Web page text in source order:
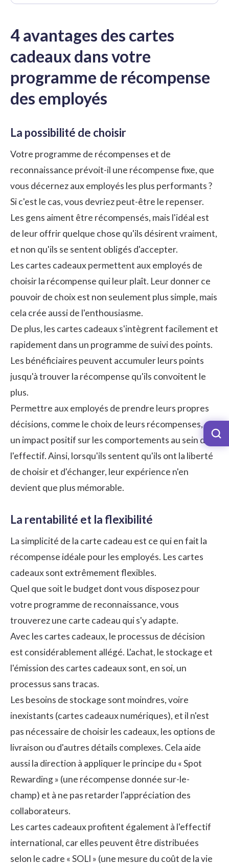
4 avantages des cartes
cadeaux dans votre
programme de récompense
des employés
La possibilité de choisir
Votre programme de récompenses et de
reconnaissance prévoit-il une récompense fixe, que
vous décernez aux employés les plus performants ?
Si c'est le cas, vous devriez peut-être le repenser.
Les gens aiment être récompensés, mais l'idéal est
de leur offrir quelque chose qu'ils désirent vraiment,
et non qu'ils se sentent obligés d'accepter.
Les cartes cadeaux permettent aux employés de
choisir la récompense qui leur plaît. Leur donner ce
pouvoir de choix est non seulement plus simple, mais
cela crée aussi de l'enthousiasme.
De plus, les cartes cadeaux s'intègrent facilement et
rapidement dans un programme de suivi des points.
Les bénéficiaires peuvent accumuler leurs points
jusqu'à trouver la récompense qu'ils convoitent le
plus.
Permettre aux employés de prendre leurs propres
décisions, comme le choix de leurs récompenses, a
un impact positif sur les comportements au sein de
l'effectif. Ainsi, lorsqu'ils sentent qu'ils ont la liberté
de choisir et d'échanger, leur expérience n'en
devient que plus mémorable.
La rentabilité et la flexibilité
La simplicité de la carte cadeau est ce qui en fait la
récompense idéale pour les employés. Les cartes
cadeaux sont extrêmement flexibles.
Quel que soit le budget dont vous disposez pour
votre programme de reconnaissance, vous
trouverez une carte cadeau qui s'y adapte.
Avec les cartes cadeaux, le processus de décision
est considérablement allégé. L'achat, le stockage et
l'émission des cartes cadeaux sont, en soi, un
processus sans tracas.
Les besoins de stockage sont moindres, voire
inexistants (cartes cadeaux numériques), et il n'est
pas nécessaire de choisir les cadeaux, les options de
livraison ou d'autres détails complexes. Cela aide
aussi la direction à appliquer le principe du « Spot
Rewarding » (une récompense donnée sur-le-
champ) et à ne pas retarder l'appréciation des
collaborateurs.
Les cartes cadeaux profitent également à l'effectif
international, car elles peuvent être distribuées
selon le cadre « SOLI » (une mesure du coût de la vie